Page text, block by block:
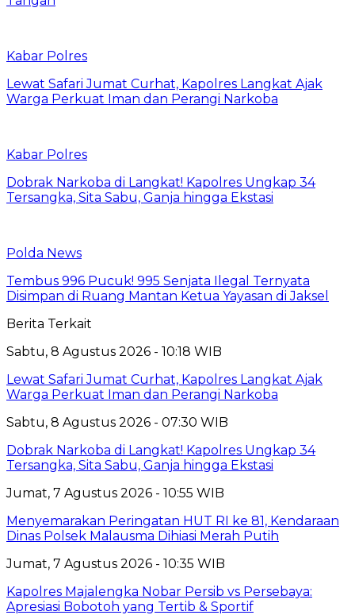
Kabar Polres
Lewat Safari Jumat Curhat, Kapolres Langkat Ajak
Warga Perkuat Iman dan Perangi Narkoba
Kabar Polres
Dobrak Narkoba di Langkat! Kapolres Ungkap 34
Tersangka, Sita Sabu, Ganja hingga Ekstasi
Polda News
Tembus 996 Pucuk! 995 Senjata Ilegal Ternyata
Disimpan di Ruang Mantan Ketua Yayasan di Jaksel
Berita Terkait
Sabtu, 8 Agustus 2026 - 10:18 WIB
Lewat Safari Jumat Curhat, Kapolres Langkat Ajak
Warga Perkuat Iman dan Perangi Narkoba
Sabtu, 8 Agustus 2026 - 07:30 WIB
Dobrak Narkoba di Langkat! Kapolres Ungkap 34
Tersangka, Sita Sabu, Ganja hingga Ekstasi
Jumat, 7 Agustus 2026 - 10:55 WIB
Menyemarakan Peringatan HUT RI ke 81, Kendaraan
Dinas Polsek Malausma Dihiasi Merah Putih
Jumat, 7 Agustus 2026 - 10:35 WIB
Kapolres Majalengka Nobar Persib vs Persebaya:
Apresiasi Bobotoh yang Tertib & Sportif